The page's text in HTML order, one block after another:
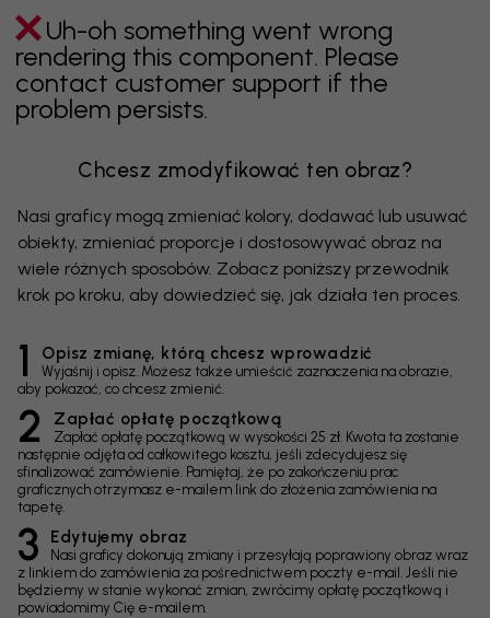
Uh-oh something went wrong
rendering this component. Please
contact customer support if the
problem persists.
Chcesz zmodyfikować ten obraz?
Nasi graficy mogą zmieniać kolory, dodawać lub usuwać
obiekty, zmieniać proporcje i dostosowywać obraz na
wiele różnych sposobów. Zobacz poniższy przewodnik
krok po kroku, aby dowiedzieć się, jak działa ten proces.
1 Opisz zmianę, którą chcesz wprowadzić
Wyjaśnij i opisz. Możesz także umieścić zaznaczenia na obrazie,
aby pokazać, co chcesz zmienić.
2 Zapłać opłatę początkową
Zapłać opłatę początkową w wysokości 25 zł. Kwota ta zostanie
następnie odjęta od całkowitego kosztu, jeśli zdecydujesz się
sfinalizować zamówienie. Pamiętaj, że po zakończeniu prac
graficznych otrzymasz e-mailem link do złożenia zamówienia na
tapetę.
3 Edytujemy obraz
Nasi graficy dokonują zmiany i przesyłają poprawiony obraz wraz
z linkiem do zamówienia za pośrednictwem poczty e-mail. Jeśli nie
będziemy w stanie wykonać zmian, zwrócimy opłatę początkową i
powiadomimy Cię e-mailem.